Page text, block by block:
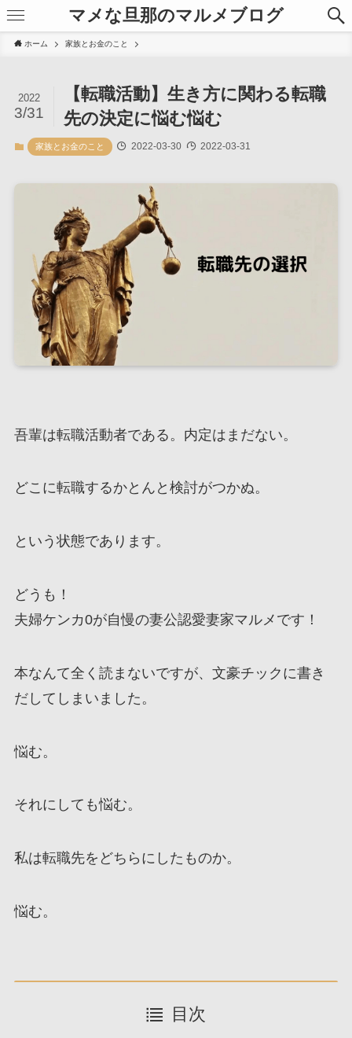
マメな旦那のマルメブログ
ホーム 家族とお金のこと
【転職活動】生き方に関わる転職
先の決定に悩む悩む
2022
3/31
家族とお金のこと 2022-03-30 2022-03-31
吾輩は転職活動者である。内定はまだない。
どこに転職するかとんと検討がつかぬ。
という状態であります。
どうも！
夫婦ケンカ0が自慢の妻公認愛妻家マルメです！
本なんて全く読まないですが、文豪チックに書き
だしてしまいました。
悩む。
それにしても悩む。
私は転職先をどちらにしたものか。
悩む。
目次